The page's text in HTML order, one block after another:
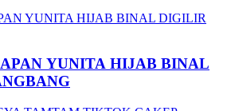
YUNITA HIJAB BINAL